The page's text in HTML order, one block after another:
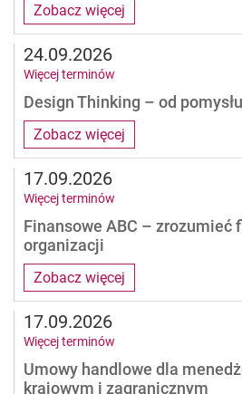
Zobacz więcej
Zobacz więcej
Design Thinking – od
24.09.2026
Więcej terminów
Zobacz więcej
Finansowe ABC – zrozumieć
organizacji
17.09.2026
Więcej terminów
Umowy handlowe dla
krajowym i zagranicznym
17.09.2026
Więcej terminów